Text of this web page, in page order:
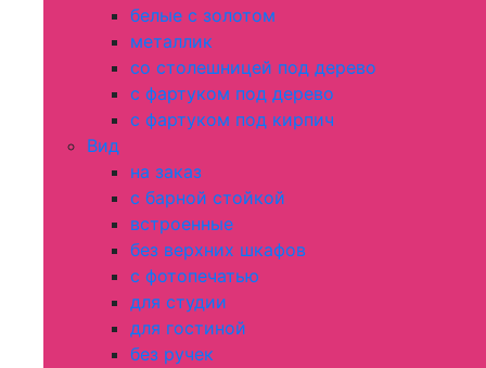
белые с золотом
металлик
со столешницей под дерево
с фартуком под дерево
с фартуком под кирпич
Вид
на заказ
с барной стойкой
встроенные
без верхних шкафов
с фотопечатью
для студии
для гостиной
без ручек